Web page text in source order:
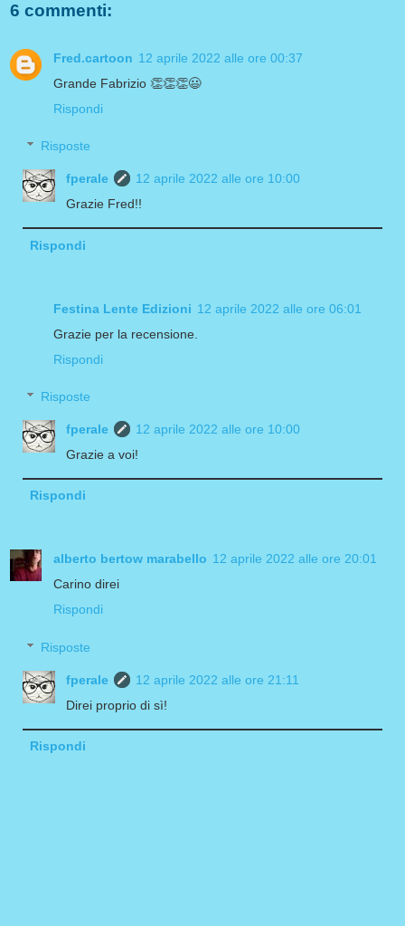
6 commenti:
Fred.cartoon 12 aprile 2022 alle ore 00:37
Grande Fabrizio 👏👏👏😃
Rispondi
Risposte
fperale
12 aprile 2022 alle ore 10:00
Grazie Fred!!
Rispondi
Festina Lente Edizioni 12 aprile 2022 alle ore 06:01
Grazie per la recensione.
Rispondi
Risposte
fperale
12 aprile 2022 alle ore 10:00
Grazie a voi!
Rispondi
alberto bertow marabello 12 aprile 2022 alle ore 20:01
Carino direi
Rispondi
Risposte
fperale
12 aprile 2022 alle ore 21:11
Direi proprio di sì!
Rispondi